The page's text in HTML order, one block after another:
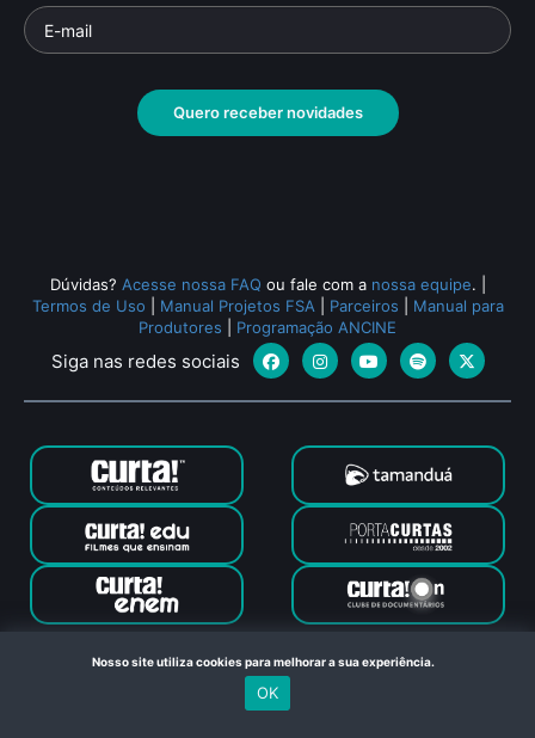
Quero receber novidades
Dúvidas? Acesse nossa FAQ ou fale com a nossa equipe.
Termos de Uso
Manual Projetos FSA Parceiros
Manual para
Produtores
Programação ANCINE
Siga nas redes sociais
Canal Curta © 2024. Todos os direitos reservados. Feito com
no Rio de Janeiro
Nosso site utiliza cookies para melhorar a sua experiência.
OK